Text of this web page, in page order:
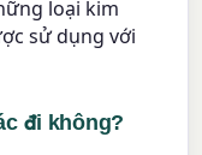
loại kim
sử dụng với
đi không?